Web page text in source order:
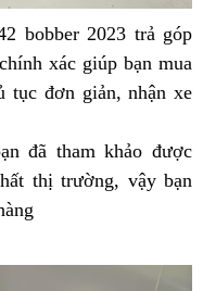
bobber 2023 trả góp
xác giúp bạnbán
Jawa
42
gần
mua
tục đơn giản, cổ
nhận xe
đã tham khảo được
thị trường, hàng
Nhật
vậy bạn